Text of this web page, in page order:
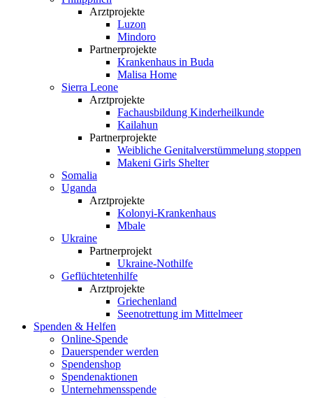
Arztprojekte
Luzon
Mindoro
Partnerprojekte
Krankenhaus in Buda
Malisa Home
Sierra Leone
Arztprojekte
Fachausbildung Kinderheilkunde
Kailahun
Partnerprojekte
Weibliche Genital­verstümmelung stoppen
Makeni Girls Shelter
Somalia
Uganda
Arztprojekte
Kolonyi-Krankenhaus
Mbale
Ukraine
Partnerprojekt
Ukraine-Nothilfe
Geflüchtetenhilfe
Arztprojekte
Griechenland
Seenotrettung im Mittelmeer
Spenden & Helfen
Online-Spende
Dauerspender werden
Spendenshop
Spendenaktionen
Unternehmens­spende